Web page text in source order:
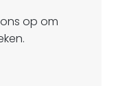
op om